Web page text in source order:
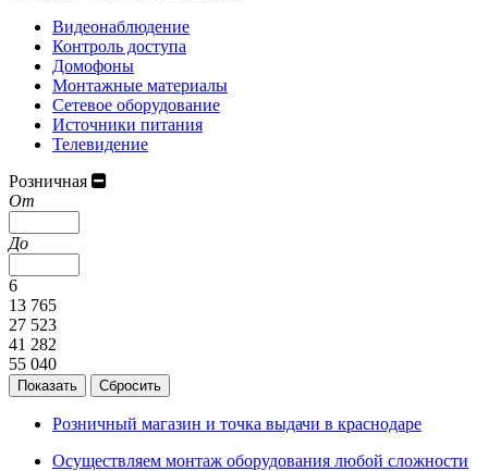
Видеонаблюдение
Контроль доступа
Домофоны
Монтажные материалы
Сетевое оборудование
Источники питания
Телевидение
Розничная
От
До
6
13 765
27 523
41 282
55 040
Розничный магазин и точка выдачи в краснодаре
Осуществляем монтаж оборудования любой сложности